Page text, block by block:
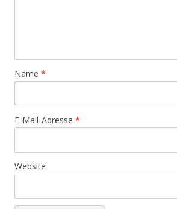
Name *
E-Mail-Adresse *
Website